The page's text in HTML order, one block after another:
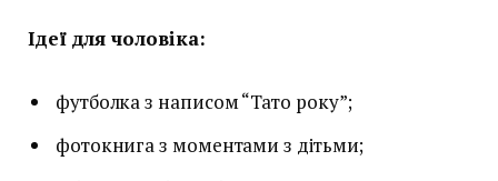
Ідеї для чоловіка:
футболка з написом “Тато року”;
фотокнига з моментами з дітьми;